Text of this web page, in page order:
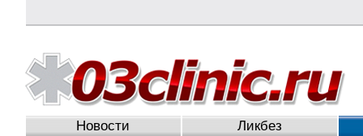
Новости Ликбез